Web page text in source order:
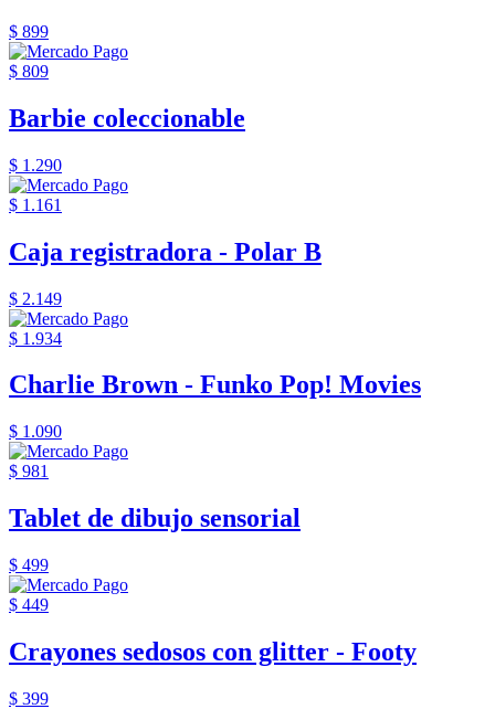
$ 899
$ 809
Barbie coleccionable
$ 1.290
$ 1.161
Caja registradora - Polar B
$ 2.149
$ 1.934
Charlie Brown - Funko Pop! Movies
$ 1.090
$ 981
Tablet de dibujo sensorial
$ 499
$ 449
Crayones sedosos con glitter - Footy
$ 399